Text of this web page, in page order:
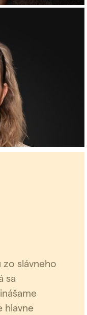
slávneho
sa
hlavne